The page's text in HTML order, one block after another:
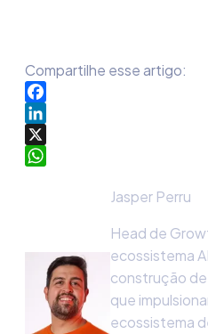
Compartilhe esse artigo:
Facebook
LinkedIn
X
Jasper Perru
Head de
ecossistema
construção
que
ecossistema